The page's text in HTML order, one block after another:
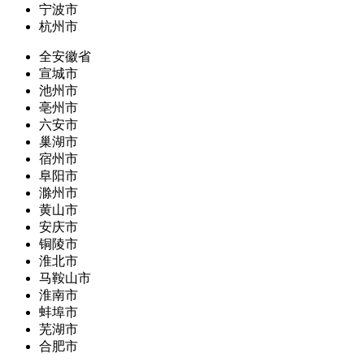
宁波市
杭州市
全安徽省
宣城市
池州市
亳州市
六安市
巢湖市
宿州市
阜阳市
滁州市
黄山市
安庆市
铜陵市
淮北市
马鞍山市
淮南市
蚌埠市
芜湖市
合肥市